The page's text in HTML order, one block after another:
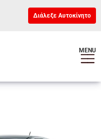
Διάλεξε Αυτοκίνητο
MENU